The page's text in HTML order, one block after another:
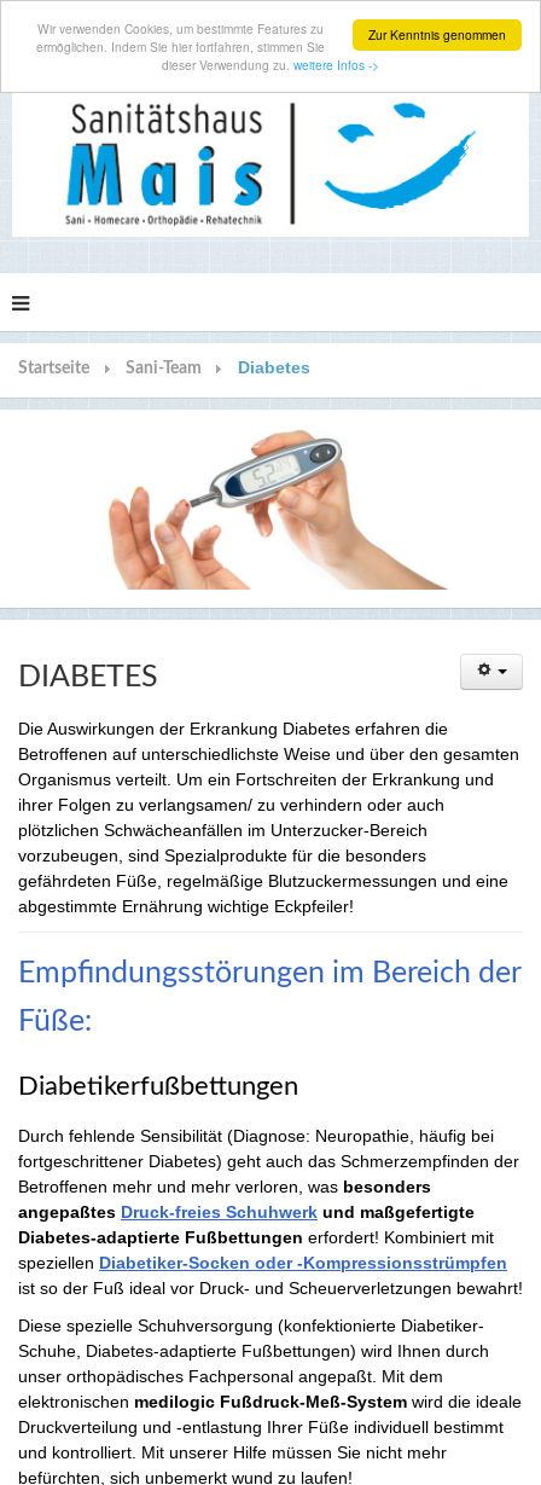
Zur Kenntnis genommen
Wir verwenden Cookies, um bestimmte Features zu
ermöglichen. Indem Sie hier fortfahren, stimmen Sie
dieser Verwendung zu. weitere Infos ->
Startseite Sani-Team Diabetes
DIABETES
Die Auswirkungen der Erkrankung Diabetes erfahren die
Betroffenen auf unterschiedlichste Weise und über den gesamten
Organismus verteilt. Um ein Fortschreiten der Erkrankung und
ihrer Folgen zu verlangsamen/ zu verhindern oder auch
plötzlichen Schwächeanfällen im Unterzucker-Bereich
vorzubeugen, sind Spezialprodukte für die besonders
gefährdeten Füße, regelmäßige Blutzuckermessungen und eine
abgestimmte Ernährung wichtige Eckpfeiler!
Empfindungsstörungen im Bereich der
Füße:
Diabetikerfußbettungen
Durch fehlende Sensibilität (Diagnose: Neuropathie, häufig bei
fortgeschrittener Diabetes) geht auch das Schmerzempfinden der
Betroffenen mehr und mehr verloren, was besonders
angepaßtes Druck-freies Schuhwerk und maßgefertigte
Diabetes-adaptierte Fußbettungen erfordert! Kombiniert mit
speziellen Diabetiker-Socken oder -Kompressionsstrümpfen
ist so der Fuß ideal vor Druck- und Scheuerverletzungen bewahrt!
Diese spezielle Schuhversorgung (konfektionierte Diabetiker-
Schuhe, Diabetes-adaptierte Fußbettungen) wird Ihnen durch
unser orthopädisches Fachpersonal angepaßt. Mit dem
elektronischen medilogic Fußdruck-Meß-System wird die ideale
Druckverteilung und -entlastung Ihrer Füße individuell bestimmt
und kontrolliert. Mit unserer Hilfe müssen Sie nicht mehr
befürchten, sich unbemerkt wund zu laufen!